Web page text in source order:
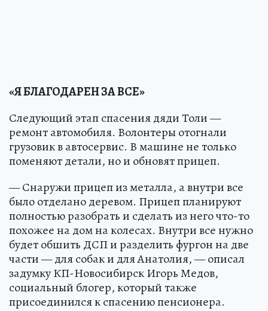
«Я БЛАГОДАРЕН ЗА ВСЕ»
Следующий этап спасения дяди Толи —
ремонт автомобиля. Волонтеры отогнали
грузовик в автосервис. В машине не только
поменяют детали, но и обновят прицеп.
— Снаружи прицеп из металла, а внутри все
было отделано деревом. Прицеп планируют
полностью разобрать и сделать из него что-то
похожее на дом на колесах. Внутри все нужно
будет обшить ДСП и разделить фургон на две
части — для собак и для Анатолия, — описал
задумку КП-Новосибирск Игорь Медов,
социальный блогер, который также
присоединился к спасению пенсионера.